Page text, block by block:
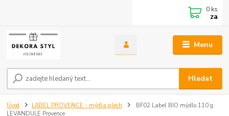
Menu
Hledat
0 ks
za
Úvod LABEL PROVENCE - mýdla plech
BF02 Label BIO mýdlo 110 g
LEVANDULE Provence